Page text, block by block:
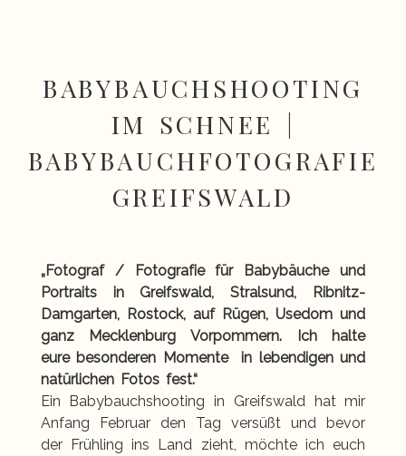
BABYBAUCHSHOOTING
IM SCHNEE |
BABYBAUCHFOTOGRAFIE
GREIFSWALD
„Fotograf / Fotografie für Babybäuche und
Portraits in Greifswald, Stralsund, Ribnitz-
Damgarten, Rostock, auf Rügen, Usedom und
ganz Mecklenburg Vorpommern. Ich halte
eure besonderen Momente in lebendigen und
natürlichen Fotos fest.“
Ein Babybauchshooting in Greifswald hat mir
Anfang Februar den Tag versüßt und bevor
der Frühling ins Land zieht, möchte ich euch